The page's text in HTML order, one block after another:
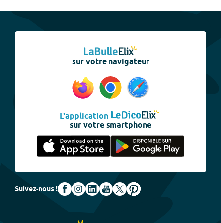
sur votre navigateur
L'application
sur votre smartphone
Suivez-nous !